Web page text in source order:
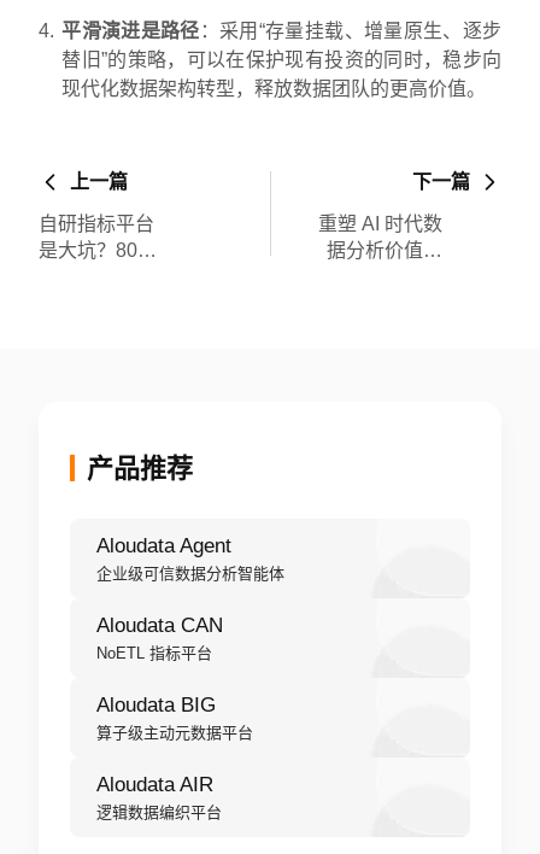
平滑演进是路径 ：采用“存量挂载、增量原生、逐步
替旧”的策略，可以在保护现有投资的同时，稳步向
现代化数据架构转型，释放数据团队的更高价值。
上一篇
自研指标平台
是大坑？80%
下一篇
重塑 AI 时代数
据分析价值坐
产品推荐
Aloudata Agent
企业级可信数据分析智能体
Aloudata CAN
NoETL 指标平台
Aloudata BIG
算子级主动元数据平台
Aloudata AIR
逻辑数据编织平台